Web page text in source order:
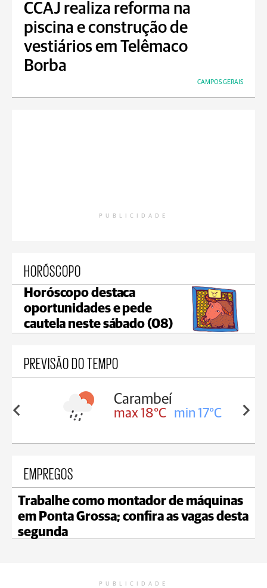
CCAJ realiza reforma na
piscina e construção de
vestiários em Telêmaco
Borba
CAMPOS GERAIS
PUBLICIDADE
HORÓSCOPO
Horóscopo destaca
oportunidades e pede
cautela neste sábado (08)
PREVISÃO DO TEMPO
18°C
Carambeí
max 18°C min 17°C
EMPREGOS
Trabalhe como montador de máquinas
em Ponta Grossa; confira as vagas desta
segunda
PUBLICIDADE